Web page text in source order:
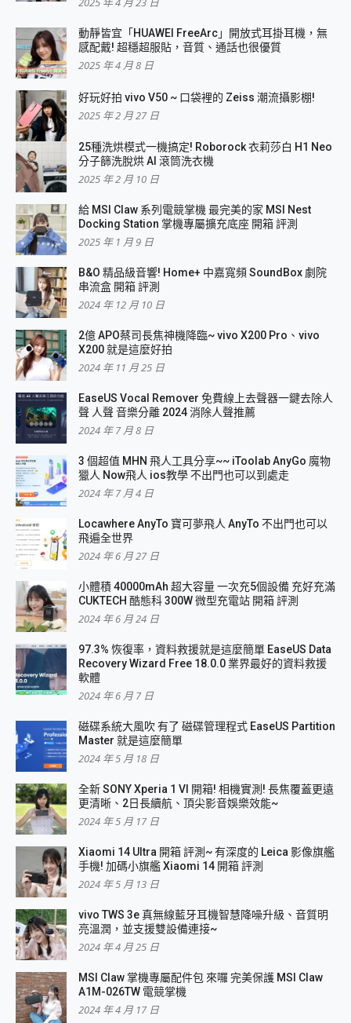
動靜皆宜「HUAWEI FreeArc」開放式耳掛耳機，無
感配戴! 超穩超服貼，音質、通話也很優質
2025 年 4 月 8 日
好玩好拍 vivo V50 ~ 口袋裡的 Zeiss 潮流攝影棚!
2025 年 2 月 27 日
25種洗烘模式一機搞定! Roborock 衣莉莎白 H1 Neo
分子篩洗脫烘 AI 滾筒洗衣機
2025 年 2 月 10 日
給 MSI Claw 系列電競掌機 最完美的家 MSI Nest
Docking Station 掌機專屬擴充底座 開箱 評測
2025 年 1 月 9 日
B&O 精品級音響! Home+ 中嘉寬頻 SoundBox 劇院
串流盒 開箱 評測
2024 年 12 月 10 日
2億 APO蔡司長焦神機降臨~ vivo X200 Pro、vivo
X200 就是這麼好拍
2024 年 11 月 25 日
EaseUS Vocal Remover 免費線上去聲器一鍵去除人
聲 人聲 音樂分離 2024 消除人聲推薦
2024 年 7 月 8 日
3 個超值 MHN 飛人工具分享~~ iToolab AnyGo 魔物
獵人 Now飛人 ios教學 不出門也可以到處走
2024 年 7 月 4 日
Locawhere AnyTo 寶可夢飛人 AnyTo 不出門也可以
飛遍全世界
2024 年 6 月 27 日
小體積 40000mAh 超大容量 一次充5個設備 充好充滿
CUKTECH 酷態科 300W 微型充電站 開箱 評測
2024 年 6 月 24 日
97.3% 恢復率，資料救援就是這麼簡單 EaseUS Data
Recovery Wizard Free 18.0.0 業界最好的資料救援
軟體
2024 年 6 月 7 日
磁碟系統大風吹 有了 磁碟管理程式 EaseUS Partition
Master 就是這麼簡單
2024 年 5 月 18 日
全新 SONY Xperia 1 VI 開箱! 相機實測! 長焦覆蓋更遠
更清晰、2日長續航、頂尖影音娛樂效能~
2024 年 5 月 17 日
Xiaomi 14 Ultra 開箱 評測~ 有深度的 Leica 影像旗艦
手機! 加碼小旗艦 Xiaomi 14 開箱 評測
2024 年 5 月 13 日
vivo TWS 3e 真無線藍牙耳機智慧降噪升級、音質明
亮溫潤，並支援雙設備連接~
2024 年 4 月 25 日
MSI Claw 掌機專屬配件包 來囉 完美保護 MSI Claw
A1M-026TW 電競掌機
2024 年 4 月 17 日